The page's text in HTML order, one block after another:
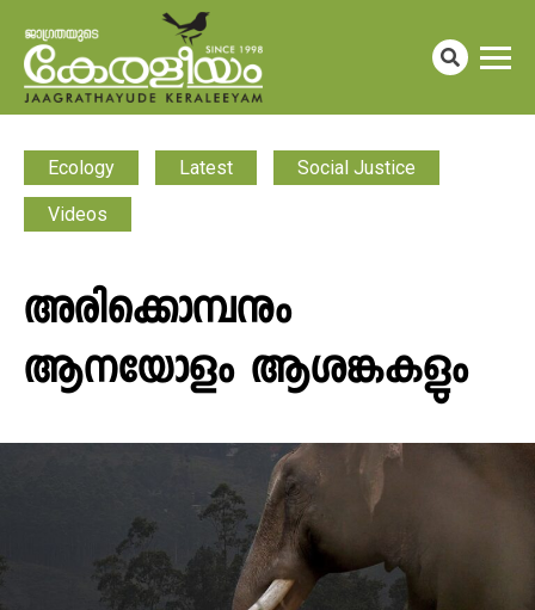
Ecology Latest Social Justice
Videos
അരിക്കൊമ്പനും
ആനയോളം ആശങ്കകളും